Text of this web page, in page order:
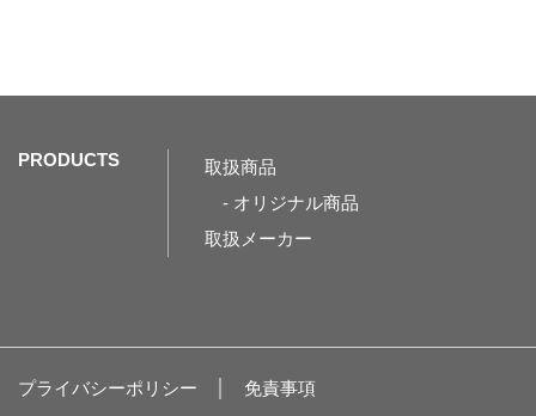
PRODUCTS
取扱商品
- オリジナル商品
取扱メーカー
プライバシーポリシー 免責事項